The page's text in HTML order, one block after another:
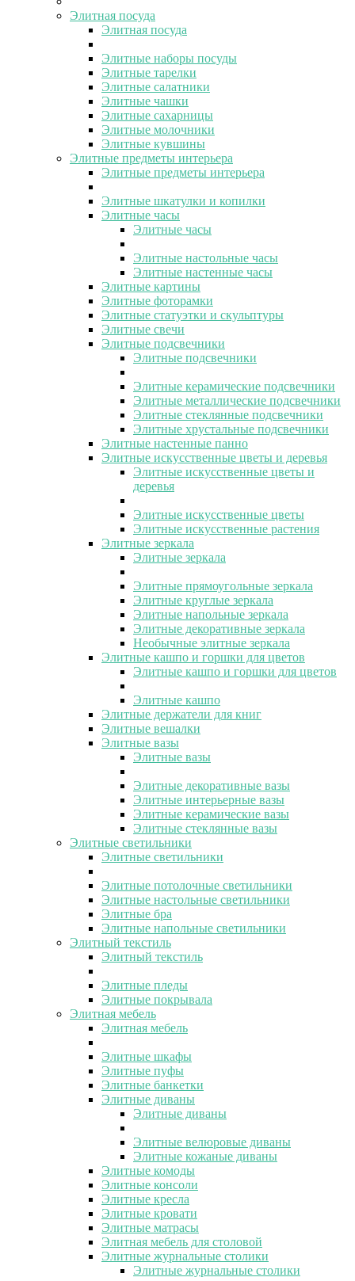
Элитная посуда
Элитная посуда
Элитные наборы посуды
Элитные тарелки
Элитные салатники
Элитные чашки
Элитные сахарницы
Элитные молочники
Элитные кувшины
Элитные предметы интерьера
Элитные предметы интерьера
Элитные шкатулки и копилки
Элитные часы
Элитные часы
Элитные настольные часы
Элитные настенные часы
Элитные картины
Элитные фоторамки
Элитные статуэтки и скульптуры
Элитные свечи
Элитные подсвечники
Элитные подсвечники
Элитные керамические подсвечники
Элитные металлические подсвечники
Элитные стеклянные подсвечники
Элитные хрустальные подсвечники
Элитные настенные панно
Элитные искусственные цветы и деревья
Элитные искусственные цветы и
деревья
Элитные искусственные цветы
Элитные искусственные растения
Элитные зеркала
Элитные зеркала
Элитные прямоугольные зеркала
Элитные круглые зеркала
Элитные напольные зеркала
Элитные декоративные зеркала
Необычные элитные зеркала
Элитные кашпо и горшки для цветов
Элитные кашпо и горшки для цветов
Элитные кашпо
Элитные держатели для книг
Элитные вешалки
Элитные вазы
Элитные вазы
Элитные декоративные вазы
Элитные интерьерные вазы
Элитные керамические вазы
Элитные стеклянные вазы
Элитные светильники
Элитные светильники
Элитные потолочные светильники
Элитные настольные светильники
Элитные бра
Элитные напольные светильники
Элитный текстиль
Элитный текстиль
Элитные пледы
Элитные покрывала
Элитная мебель
Элитная мебель
Элитные шкафы
Элитные пуфы
Элитные банкетки
Элитные диваны
Элитные диваны
Элитные велюровые диваны
Элитные кожаные диваны
Элитные комоды
Элитные консоли
Элитные кресла
Элитные кровати
Элитные матрасы
Элитная мебель для столовой
Элитные журнальные столики
Элитные журнальные столики